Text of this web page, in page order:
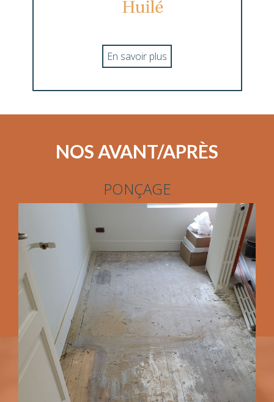
En savoir plus
NOS AVANT/APRÈS
PONÇAGE